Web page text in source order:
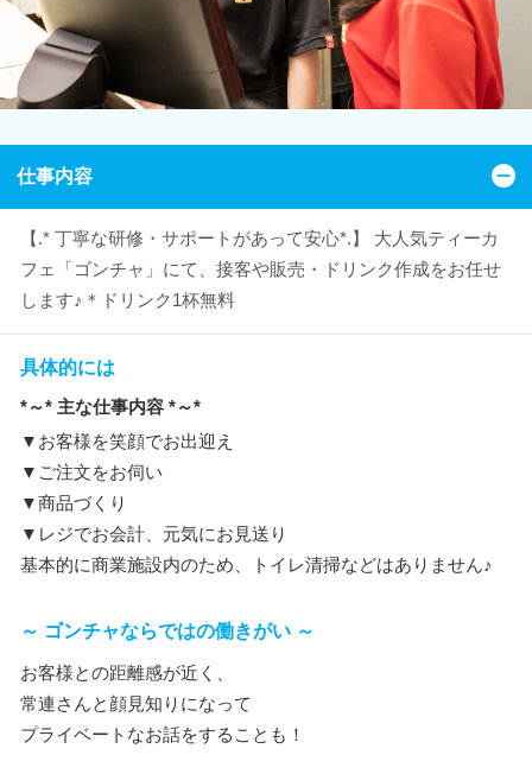
仕事内容
【.* 丁寧な研修・サポートがあって安心*.】 大人気ティーカ
フェ「ゴンチャ」にて、接客や販売・ドリンク作成をお任せ
します♪＊ドリンク1杯無料
具体的には
*～* 主な仕事内容 *～*
▼お客様を笑顔でお出迎え
▼ご注文をお伺い
▼商品づくり
▼レジでお会計、元気にお見送り
基本的に商業施設内のため、トイレ清掃などはありません♪
～ ゴンチャならではの働きがい ～
お客様との距離感が近く、
常連さんと顔見知りになって
プライベートなお話をすることも！